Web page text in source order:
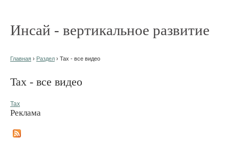
Инсай - вертикальное развитие
Главная › Раздел › Tax - все видео
Tax - все видео
Tax
Реклама